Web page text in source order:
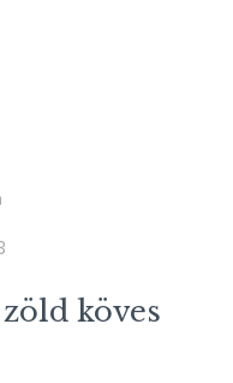
köves